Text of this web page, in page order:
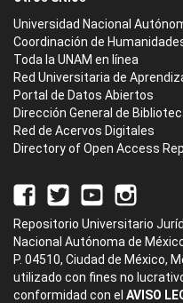
Universidad Nacional
Coordinación de
Toda la UNAM en línea
Red Universitaria de
Portal de Datos Abiertos
Dirección General de
Red de Acervos Digitales
Directory of Open Access
Repositorio Universitario
Nacional Autónoma de
P. 04510, Ciudad de México,
utilizado con fines no
conformidad con el AVISO